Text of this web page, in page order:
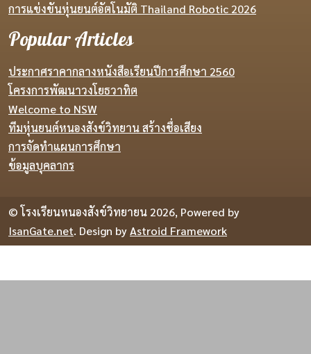
การแข่งขันหุ่นยนต์อัตโนมัติ Thailand Robotic 2026
Popular Articles
ประกาศราคากลางหนังสือเรียนปีการศึกษา 2560
โครงการพัฒนาวงโยธวาทิต
Welcome to NSW
ทีมหุ่นยนต์หนองสังข์วิทยาน สร้างชื่อเสียง
การจัดทำแผนการศึกษา
ข้อมูลบุคลากร
© โรงเรียนหนองสังข์วิทยายน 2026, Powered by
IsanGate.net. Design byAstroid Framework